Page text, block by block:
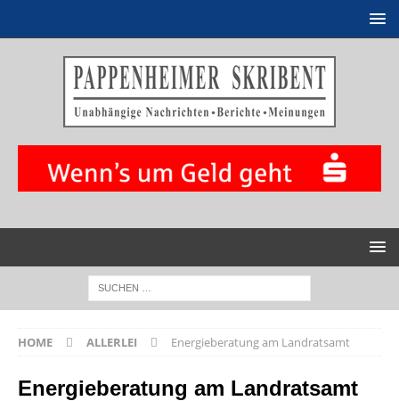
HOME ALLERLEI Energieberatung am Landratsamt
Energieberatung am Landratsamt